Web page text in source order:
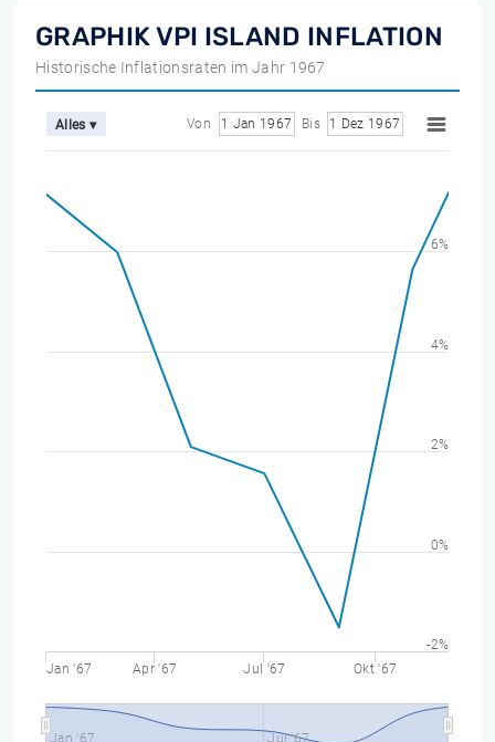
GRAPHIK VPI ISLAND INFLATION
Historische Inflationsraten im Jahr 1967
Alles ▾ Von 1 Jan 1967 Bis 1 Dez 1967
Jan '67 Apr '67 Jul '67 Okt '67
Jan '67 Jul '67
-2%
0%
2%
4%
6%